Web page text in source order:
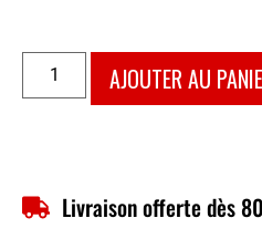
AJOUTER AU
Livraison offerte dès